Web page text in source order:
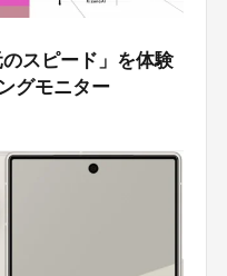
スピード」を体験
グモニター